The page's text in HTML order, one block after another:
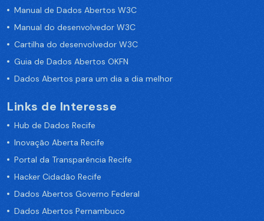
Manual de Dados Abertos W3C
Manual do desenvolvedor W3C
Cartilha do desenvolvedor W3C
Guia de Dados Abertos OKFN
Dados Abertos para um dia a dia melhor
Links de Interesse
Hub de Dados Recife
Inovação Aberta Recife
Portal da Transparência Recife
Hacker Cidadão Recife
Dados Abertos Governo Federal
Dados Abertos Pernambuco